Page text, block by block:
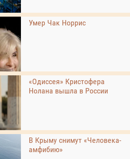
Умер Чак Норрис
«Одиссея» Кристофера
Нолана вышла в России
В Крыму снимут «Человека-
амфибию»